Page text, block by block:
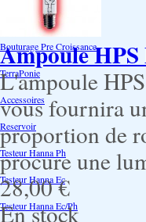
Système Aéroponique
Bouturage Pre Croissance
TerraPonie
Accessoires
Reservoir
Testeur Hanna Ph
Testeur Hanna Ec
Testeur Hanna Ec/Ph
Ampoule HPS
L'ampoule
vous fournira
proportion de
procure une
28,00 €
En stock